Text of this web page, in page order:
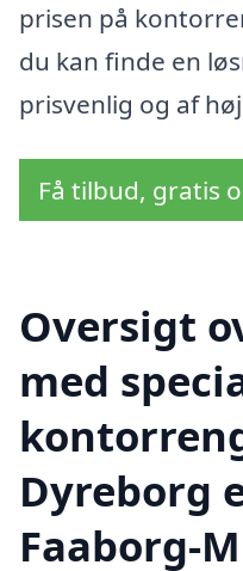
prisen på
du kan finde en
prisvenlig og af
Få tilbud, gratis
Oversigt
med
Dyreborg
Faaborg-